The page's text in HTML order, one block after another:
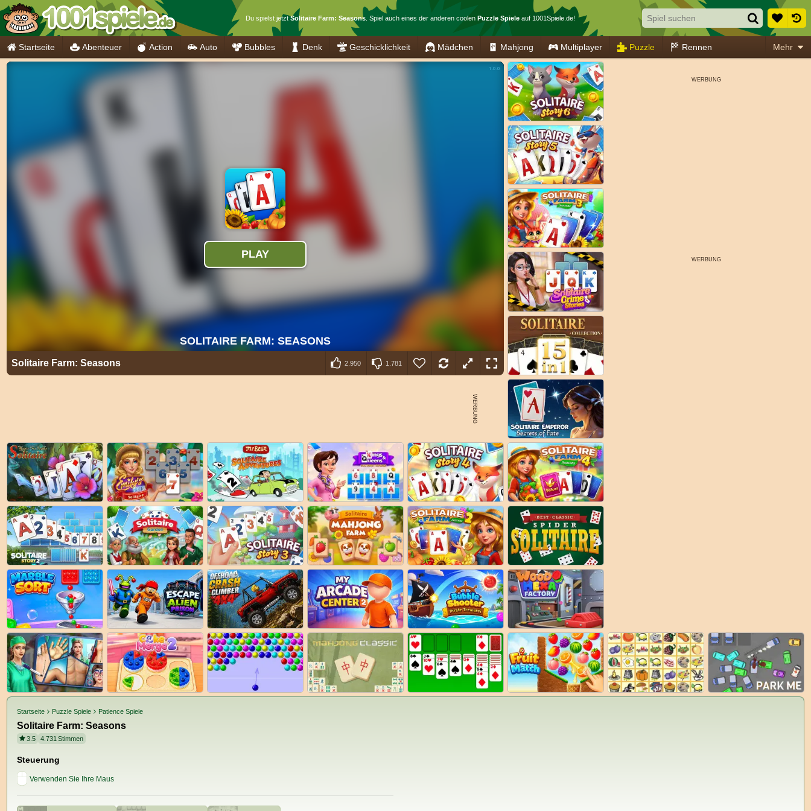
Du spielst jetztSolitaire Farm: Seasons. Spiel auch eines der anderen coolen Puzzle Spieleauf 1001Spiele.de!
Startseite Abenteuer Action Auto Bubbles Denk Geschicklichkeit Mädchen Mahjong Multiplayer Puzzle Rennen Mehr
Solitaire Farm: Seasons 2.950 1.781
Startseite Puzzle Spiele Patience Spiele
Solitaire Farm: Seasons
3.5 4.731 Stimmen
Steuerung
Verwenden Sie Ihre Maus